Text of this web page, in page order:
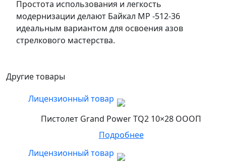
Простота использования и легкость
модернизации делают Байкал МР -512-36
идеальным вариантом для освоения азов
стрелкового мастерства.
Другие товары
Лицензионный товар
Пистолет Grand Power TQ2 10×28 ОООП
Подробнее
Лицензионный товар